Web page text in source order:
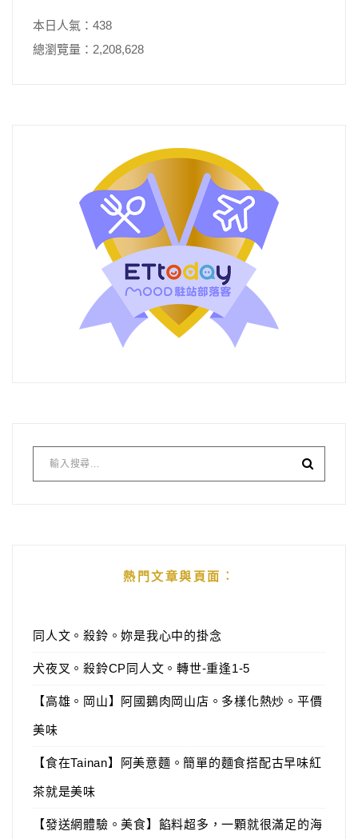
本日人氣：438
總瀏覽量：2,208,628
熱門文章與頁面︰
同人文。殺鈴。妳是我心中的掛念
犬夜叉。殺鈴CP同人文。轉世-重逢1-5
【高雄。岡山】阿國鵝肉岡山店。多樣化熱炒。平價
美味
【食在Tainan】阿美意麵。簡單的麵食搭配古早味紅
茶就是美味
【發送網體驗。美食】餡料超多，一顆就很滿足的海